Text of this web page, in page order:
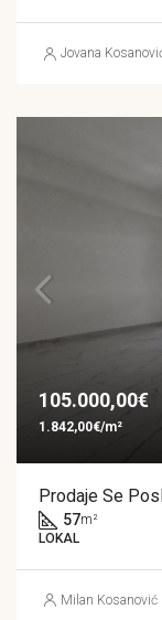
Jovana
105.000,00€
1.842,00€/m²
Prodaje Se
57m²
LOKAL
Milan Kosanović